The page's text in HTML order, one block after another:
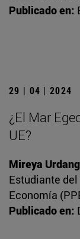
Publicado en:
29 | 04 | 2024
¿El Mar
UE?
Mireya
Estudiante
Economía
Publicado en: